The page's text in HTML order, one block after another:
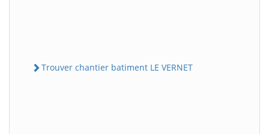
Trouver chantier batiment LE VERNET